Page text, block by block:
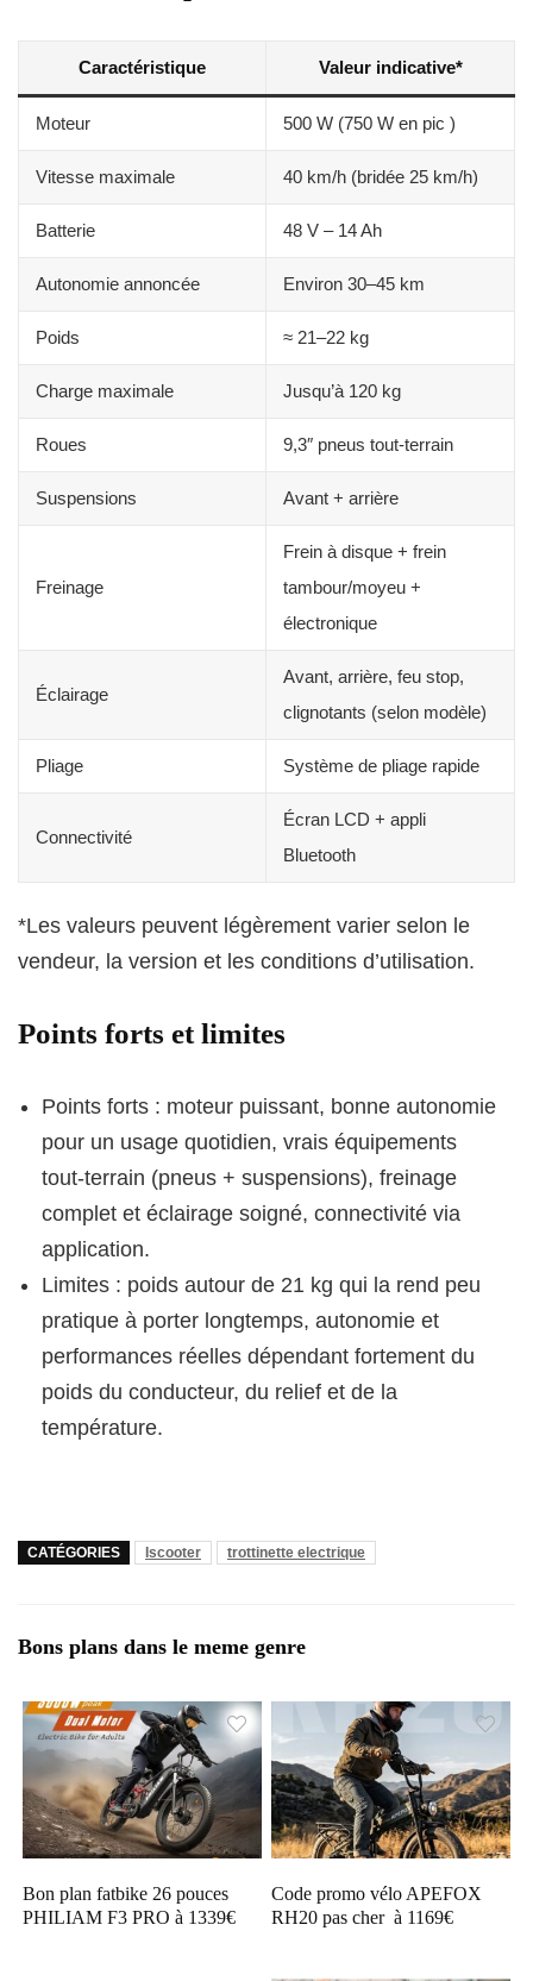
Caractéristique Valeur indicative*
Moteur 500 W (750 W en pic )
Vitesse maximale 40 km/h (bridée 25 km/h)
Batterie 48 V – 14 Ah
Autonomie annoncée Environ 30–45 km
Poids ≈ 21–22 kg
Charge maximale Jusqu’à 120 kg
Roues 9,3″ pneus tout‑terrain
Suspensions Avant + arrière
Freinage
Frein à disque + frein
tambour/moyeu +
électronique
Éclairage
Avant, arrière, feu stop,
clignotants (selon modèle)
Pliage Système de pliage rapide
Connectivité
Écran LCD + appli
Bluetooth
*Les valeurs peuvent légèrement varier selon le
vendeur, la version et les conditions d’utilisation.
Points forts et limites
Points forts : moteur puissant, bonne autonomie
pour un usage quotidien, vrais équipements
tout‑terrain (pneus + suspensions), freinage
complet et éclairage soigné, connectivité via
application.
Limites : poids autour de 21 kg qui la rend peu
pratique à porter longtemps, autonomie et
performances réelles dépendant fortement du
poids du conducteur, du relief et de la
température.
CATÉGORIES Iscooter trottinette electrique
Bons plans dans le meme genre
Bon plan fatbike 26 pouces
PHILIAM F3 PRO à 1339€
Code promo vélo APEFOX
RH20 pas cher à 1169€